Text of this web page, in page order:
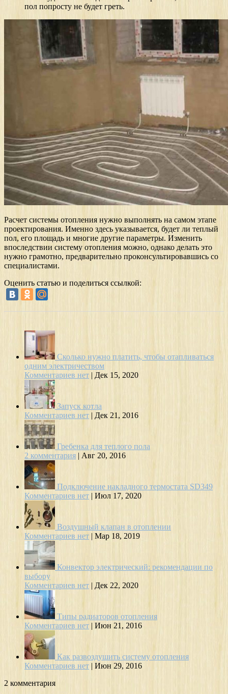
пол попросту не будет греть.
Расчет системы отопления нужно выполнять на самом этапе
проектирования. Именно здесь указывается, будет ли теплый
пол, его площадь и многие другие параметры. Изменить
впоследствии систему отопления можно, однако делать это
нужно грамотно, предварительно проконсультировавшись со
специалистами.
Оценить статью и поделиться ссылкой:
Сколько нужно платить, чтобы отапливаться
одним электричеством
Комментариев нет | Дек 15, 2020
Запуск котла
Комментариев нет | Дек 21, 2016
Гребенка для теплого пола
2 комментария | Авг 20, 2016
Подключение накладного термостата SD349
Комментариев нет | Июл 17, 2020
Воздушный клапан в отоплении
Комментариев нет | Мар 18, 2019
Конвектор электрический: рекомендации по
выбору
Комментариев нет | Дек 22, 2020
Типы радиаторов отопления
Комментариев нет | Июн 21, 2016
Как развоздушить систему отопления
Комментариев нет | Июн 29, 2016
2 комментария